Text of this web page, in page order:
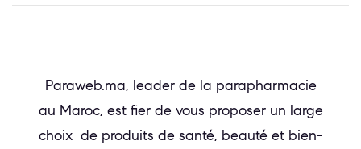
Paraweb.ma, leader de la parapharmacie
au Maroc, est fier de vous proposer un large
choix de produits de santé, beauté et bien-